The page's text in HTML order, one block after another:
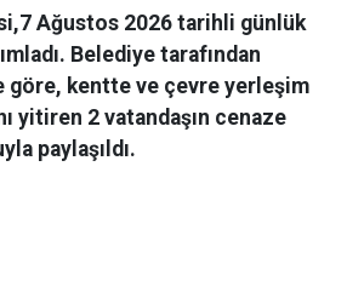
Ağustos 2026 tarihli günlük
Belediye tarafından
göre, kentte ve çevre yerleşim
yitiren 2 vatandaşın cenaze
paylaşıldı.